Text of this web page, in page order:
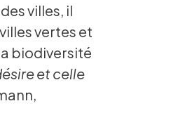
villes, il
vertes et
biodiversité
et celle